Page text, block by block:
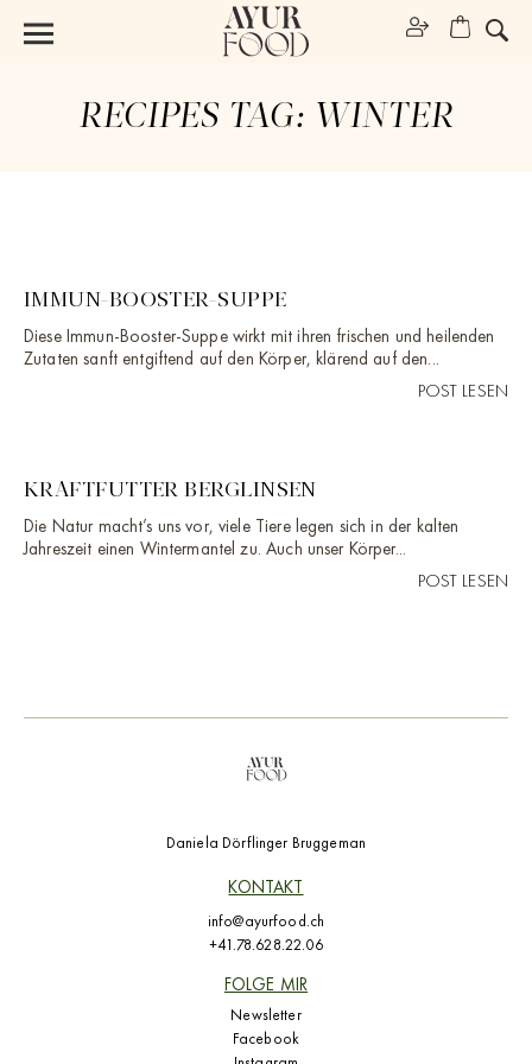
RECIPES TAG: WINTER
IMMUN-BOOSTER-SUPPE
Diese Immun-Booster-Suppe wirkt mit ihren frischen und heilenden
Zutaten sanft entgiftend auf den Körper, klärend auf den...
POST LESEN
KRAFTFUTTER BERGLINSEN
Die Natur macht’s uns vor, viele Tiere legen sich in der kalten
Jahreszeit einen Wintermantel zu. Auch unser Körper...
POST LESEN
Daniela Dörflinger Bruggeman
KONTAKT
info@ayurfood.ch
+41.78.628.22.06
FOLGE MIR
Newsletter
Facebook